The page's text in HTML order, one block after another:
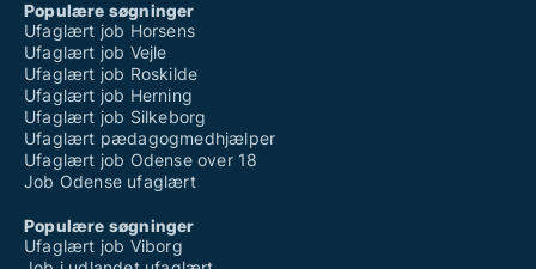
Populære søgninger
Ufaglært job Horsens
Ufaglært job Vejle
Ufaglært job Roskilde
Ufaglært job Herning
Ufaglært job Silkeborg
Ufaglært pædagogmedhjælper
Ufaglært job Odense over 18
Job Odense ufaglært
Populære søgninger
Ufaglært job Viborg